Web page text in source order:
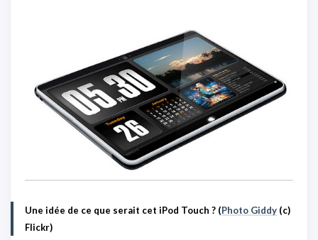
Une idée de ce que serait cet iPod Touch ? (Photo Giddy (c)
Flickr)